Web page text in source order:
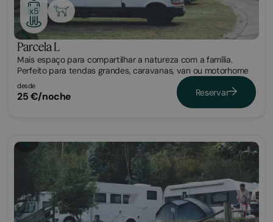
x5
Parcela L
Mais espaço para compartilhar a natureza com a família.
Perfeito para tendas grandes, caravanas, van ou motorhome
desde
25 €/noche Reservar
Parcela